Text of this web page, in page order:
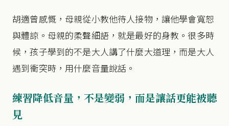
胡適曾感慨，母親從小教他待人接物，讓他學會寬恕
與體諒。母親的柔聲細語，就是最好的身教。很多時
候，孩子學到的不是大人講了什麼大道理，而是大人
遇到衝突時，用什麼音量說話。
練習降低音量，不是變弱，而是讓話更能被聽
見